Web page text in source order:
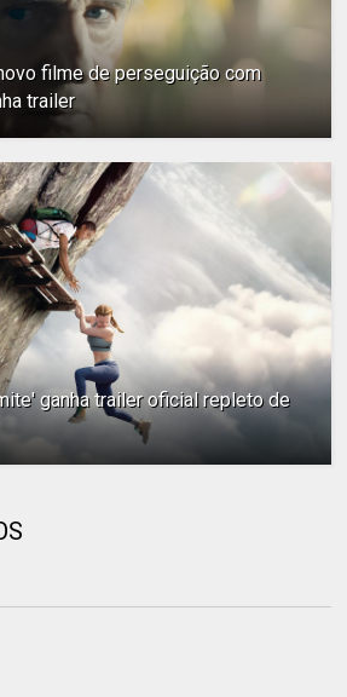
filme de perseguição com
trailer
ganha trailer oficial repleto de